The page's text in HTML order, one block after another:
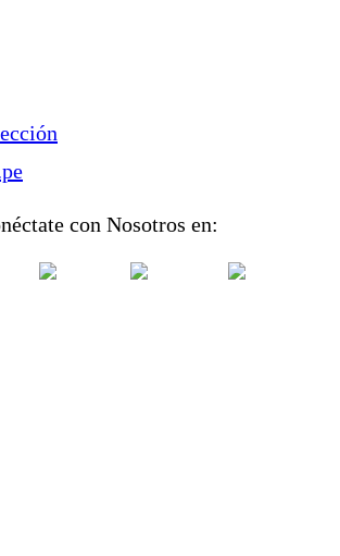
con Nosotros en: